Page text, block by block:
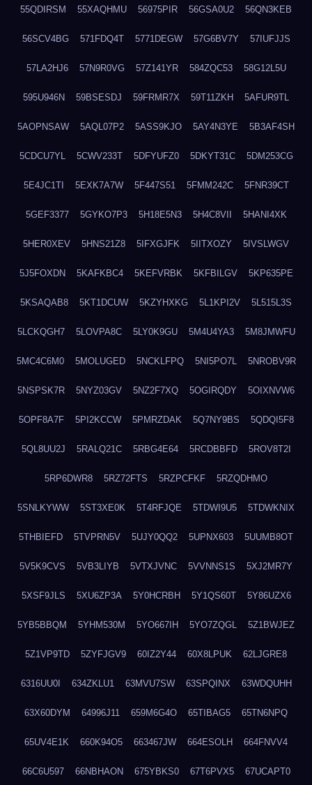
55QDIRSM 55XAQHMU 56975PIR 56GSA0U2 56QN3KEB
56SCV4BG 571FDQ4T 5771DEGW 57G6BV7Y 57IUFJJS
57LA2HJ6 57N9R0VG 57Z141YR 584ZQC53 58G12L5U
595U946N 59BSESDJ 59FRMR7X 59T11ZKH 5AFUR9TL
5AOPNSAW 5AQL07P2 5ASS9KJO 5AY4N3YE 5B3AF4SH
5CDCU7YL 5CWV233T 5DFYUFZ0 5DKYT31C 5DM253CG
5E4JC1TI 5EXK7A7W 5F447S51 5FMM242C 5FNR39CT
5GEF3377 5GYKO7P3 5H18E5N3 5H4C8VII 5HANI4XK
5HER0XEV 5HNS21Z8 5IFXGJFK 5IITXOZY 5IVSLWGV
5J5FOXDN 5KAFKBC4 5KEFVRBK 5KFBILGV 5KP635PE
5KSAQAB8 5KT1DCUW 5KZYHXKG 5L1KPI2V 5L515L3S
5LCKQGH7 5LOVPA8C 5LY0K9GU 5M4U4YA3 5M8JMWFU
5MC4C6M0 5MOLUGED 5NCKLFPQ 5NI5PO7L 5NROBV9R
5NSPSK7R 5NYZ03GV 5NZ2F7XQ 5OGIRQDY 5OIXNVW6
5OPF8A7F 5PI2KCCW 5PMRZDAK 5Q7NY9BS 5QDQI5F8
5QL8UU2J 5RALQ21C 5RBG4E64 5RCDBBFD 5ROV8T2I
5RP6DWR8 5RZ72FTS 5RZPCFKF 5RZQDHMO
5SNLKYWW 5ST3XE0K 5T4RFJQE 5TDWI9U5 5TDWKNIX
5THBIEFD 5TVPRN5V 5UJY0QQ2 5UPNX603 5UUMB8OT
5V5K9CVS 5VB3LIYB 5VTXJVNC 5VVNNS1S 5XJ2MR7Y
5XSF9JLS 5XU6ZP3A 5Y0HCRBH 5Y1QS60T 5Y86UZX6
5YB5BBQM 5YHM530M 5YO667IH 5YO7ZQGL 5Z1BWJEZ
5Z1VP9TD 5ZYFJGV9 60IZ2Y44 60X8LPUK 62LJGRE8
6316UU0I 634ZKLU1 63MVU7SW 63SPQINX 63WDQUHH
63X60DYM 64996J11 659M6G4O 65TIBAG5 65TN6NPQ
65UV4E1K 660K94O5 663467JW 664ESOLH 664FNVV4
66C6U597 66NBHAON 675YBKS0 67T6PVX5 67UCAPT0